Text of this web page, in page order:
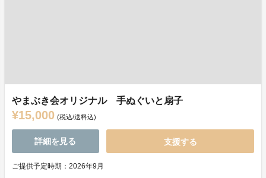
やまぶき会オリジナル 手ぬぐいと扇子
¥15,000 (税込/送料込)
詳細を見る 支援する
ご提供予定時期：2026年9月